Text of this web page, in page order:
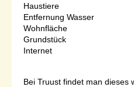
Haustiere
Entfernung Wasser
Wohnfläche
Grundstück
Internet
Bei Truust findet man dieses